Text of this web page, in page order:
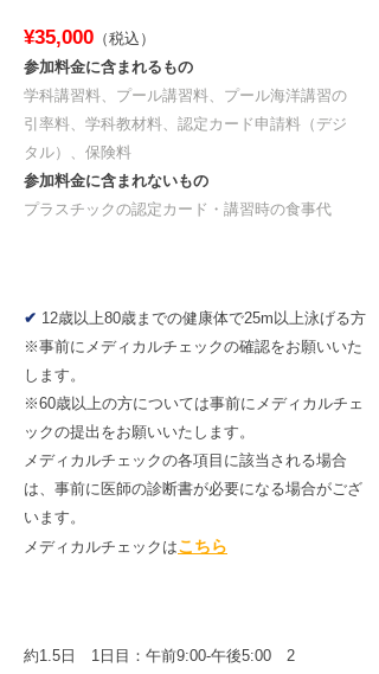
¥35,000 （税込）
参加料金に含まれるもの
学科講習料、プール講習料、プール海洋講習の
引率料、学科教材料、認定カード申請料（デジ
タル）、保険料
参加料金に含まれないもの
プラスチックの認定カード・講習時の食事代
✔ 12歳以上80歳までの健康体で25m以上泳げる方
※事前にメディカルチェックの確認をお願いいた
します。
※60歳以上の方については事前にメディカルチェ
ックの提出をお願いいたします。
メディカルチェックの各項目に該当される場合
は、事前に医師の診断書が必要になる場合がござ
います。
メディカルチェックはこちら
約1.5日 1日目：午前9:00-午後5:00 2